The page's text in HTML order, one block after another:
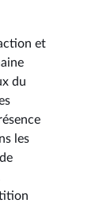
et
du
les